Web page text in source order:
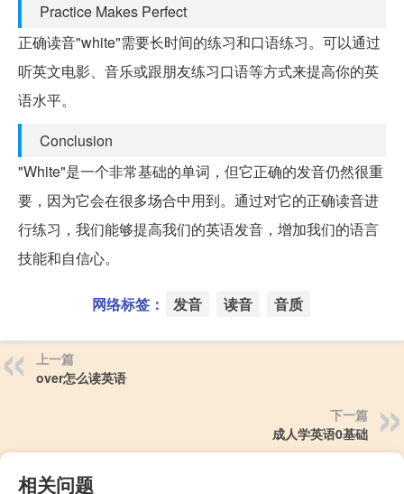
Practice Makes Perfect
正确读音"white"需要长时间的练习和口语练习。可以通过
听英文电影、音乐或跟朋友练习口语等方式来提高你的英
语水平。
Conclusion
"White"是一个非常基础的单词，但它正确的发音仍然很重
要，因为它会在很多场合中用到。通过对它的正确读音进
行练习，我们能够提高我们的英语发音，增加我们的语言
技能和自信心。
网络标签： 发音 读音 音质
上一篇
over怎么读英语
下一篇
成人学英语0基础
相关问题